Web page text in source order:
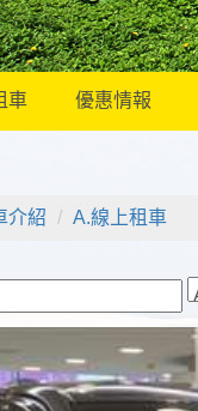
車 優惠情報
介紹
A.線上租車